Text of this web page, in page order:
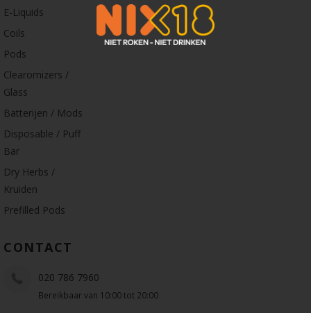
E-Liquids
Coils
Pods
Clearomizers /
Glass
Batterijen / Mods
Disposable / Puff
Bar
Dry Herbs /
Kruiden
Prefilled Pods
CONTACT
020 786 7960
Bereikbaar van 10:00 tot 20:00